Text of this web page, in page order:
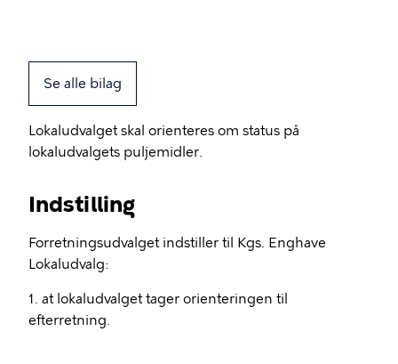
Se alle bilag
Lokaludvalget skal orienteres om status på
lokaludvalgets puljemidler.
Indstilling
Forretningsudvalget indstiller til Kgs. Enghave
Lokaludvalg:
1. at lokaludvalget tager orienteringen til
efterretning.